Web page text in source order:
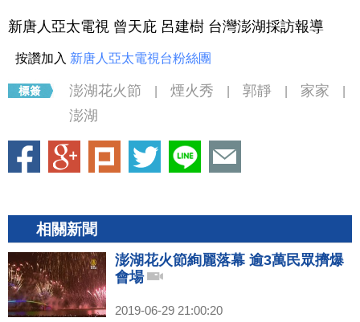
新唐人亞太電視 曾天庇 呂建樹 台灣澎湖採訪報導
按讚加入 新唐人亞太電視台粉絲團
澎湖花火節 煙火秀 郭靜 家家
澎湖
相關新聞
澎湖花火節絢麗落幕 逾3萬民眾擠爆
會場
2019-06-29 21:00:20